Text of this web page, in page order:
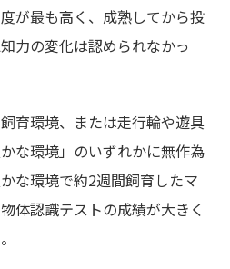
が最も高く、成熟してから投
力の変化は認められなかっ
育環境、または走行輪や遊具
な環境」のいずれかに無作為
な環境で約2週間飼育したマ
体認識テストの成績が大きく